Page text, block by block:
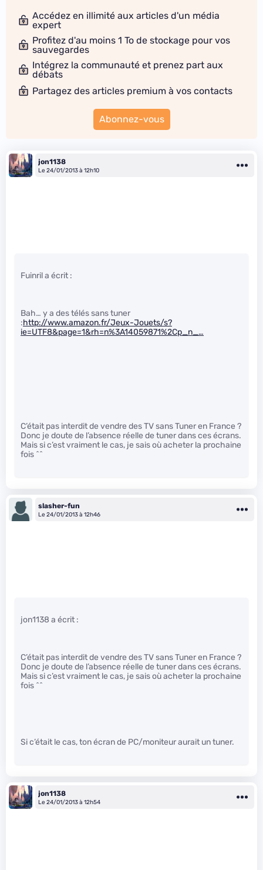
Accédez en illimité aux articles d'un média
expert
Profitez d'au moins 1 To de stockage pour vos
sauvegardes
Intégrez la communauté et prenez part aux
débats
Partagez des articles premium à vos contacts
Abonnez-vous
jon1138
Le 24/01/2013 à 12h10
Fuinril a écrit :
Bah… y a des télés sans tuner
:http://www.amazon.fr/Jeux-Jouets/s?
ie=UTF8&page=1&rh=n%3A14059871%2Cp_n_…
C’était pas interdit de vendre des TV sans Tuner en France ?
Donc je doute de l’absence réelle de tuner dans ces écrans.
Mais si c’est vraiment le cas, je sais où acheter la prochaine
fois ^^
slasher-fun
Le 24/01/2013 à 12h46
jon1138 a écrit :
C’était pas interdit de vendre des TV sans Tuner en France ?
Donc je doute de l’absence réelle de tuner dans ces écrans.
Mais si c’est vraiment le cas, je sais où acheter la prochaine
fois ^^
Si c’était le cas, ton écran de PC/moniteur aurait un tuner.
jon1138
Le 24/01/2013 à 12h54